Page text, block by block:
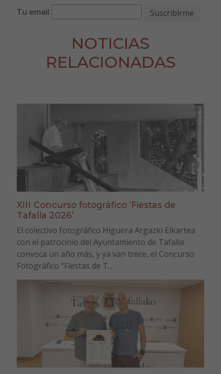
Tu email
NOTICIAS
RELACIONADAS
XIII Concurso fotográfico ‘Fiestas de
Tafalla 2026’
El colectivo fotográfico Higuera Argazki Elkartea
con el patrocinio del Ayuntamiento de Tafalla
convoca un año más, y ya van trece, el Concurso
Fotográfico “Fiestas de T...